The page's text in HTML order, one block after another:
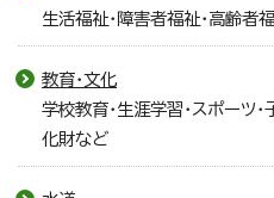
生活福祉・障害者福祉・高齢者
教育・文化
学校教育・生涯学習・スポーツ・
化財など